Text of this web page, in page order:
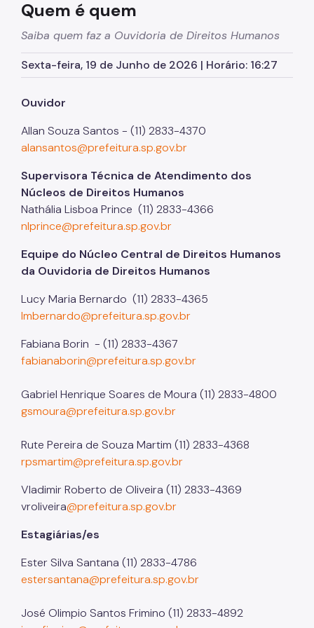
Quem é quem
Saiba quem faz a Ouvidoria de Direitos Humanos
Sexta-feira, 19 de Junho de 2026 | Horário: 16:27
Ouvidor
Allan Souza Santos - (11) 2833-4370
alansantos@prefeitura.sp.gov.br
Supervisora Técnica de Atendimento dos
Núcleos de Direitos Humanos
Nathália Lisboa Prince (11) 2833-4366
nlprince@prefeitura.sp.gov.br
Equipe do Núcleo Central de Direitos Humanos
da Ouvidoria de Direitos Humanos
Lucy Maria Bernardo (11) 2833-4365
lmbernardo@prefeitura.sp.gov.br
Fabiana Borin - (11) 2833-4367
fabianaborin@prefeitura.sp.gov.br
Gabriel Henrique Soares de Moura (11) 2833-4800
gsmoura@prefeitura.sp.gov.br
Rute Pereira de Souza Martim (11) 2833-4368
rpsmartim@prefeitura.sp.gov.br
Vladimir Roberto de Oliveira (11) 2833-4369
vroliveira@prefeitura.sp.gov.br
Estagiárias/es
Ester Silva Santana (11) 2833-4786
estersantana@prefeitura.sp.gov.br
José Olimpio Santos Frimino (11) 2833-4892